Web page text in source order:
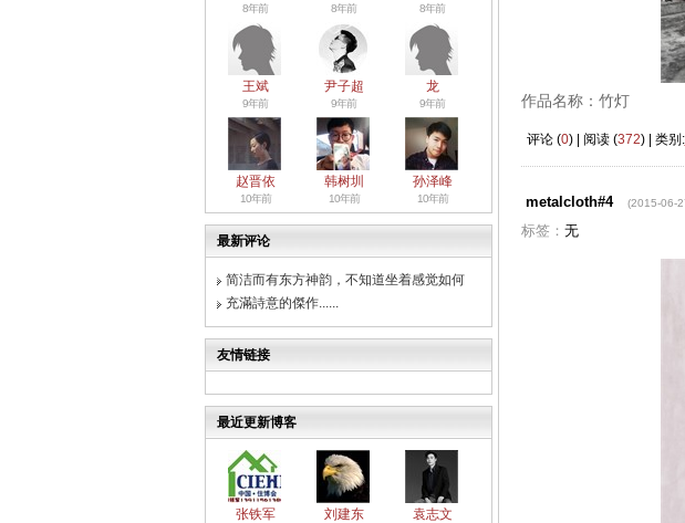
8年前 8年前 8年前
王斌
9年前
尹子超
9年前
龙
9年前
赵晋依
10年前
韩树圳
10年前
孙泽峰
10年前
最新评论
简洁而有东方神韵，不知道坐着感觉如何
充滿詩意的傑作......
友情链接
最近更新博客
张铁军 刘建东 袁志文
作品名称：竹灯
评论 (0) | 阅读 (372) | 类别:
metalcloth#4 (2015-06-
标签： 无